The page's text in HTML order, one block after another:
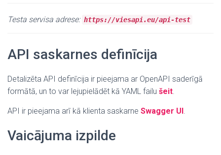
Testa servisa adrese: https://viesapi.eu/api-test
API saskarnes definīcija
Detalizēta API definīcija ir pieejama ar OpenAPI saderīgā
formātā, un to var lejupielādēt kā YAML failu šeit.
API ir pieejama arī kā klienta saskarne Swagger UI.
Vaicājuma izpilde